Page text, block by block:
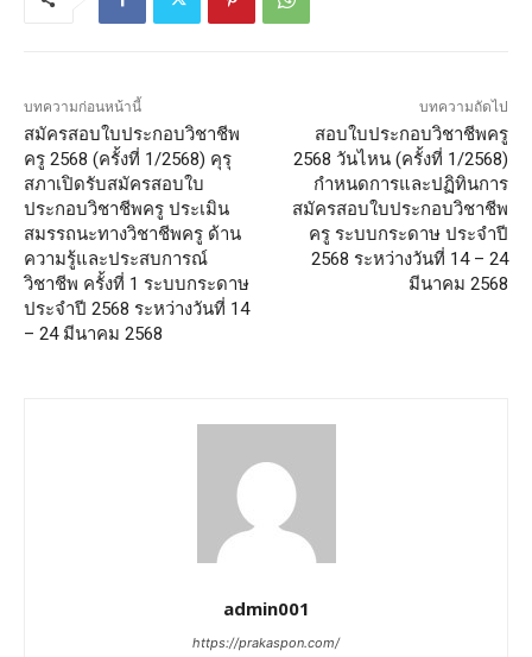
บทความก่อนหน้านี้
สมัครสอบใบประกอบวิชาชีพ
ครู 2568 (ครั้งที่ 1/2568) คุรุ
สภาเปิดรับสมัครสอบใบ
ประกอบวิชาชีพครู ประเมิน
สมรรถนะทางวิชาชีพครู ด้าน
ความรู้และประสบการณ์
วิชาชีพ ครั้งที่ 1 ระบบกระดาษ
ประจำปี 2568 ระหว่างวันที่ 14
– 24 มีนาคม 2568
บทความถัดไป
สอบใบประกอบวิชาชีพครู
2568 วันไหน (ครั้งที่ 1/2568)
กำหนดการและปฏิทินการ
สมัครสอบใบประกอบวิชาชีพ
ครู ระบบกระดาษ ประจำปี
2568 ระหว่างวันที่ 14 – 24
มีนาคม 2568
admin001
https://prakaspon.com/